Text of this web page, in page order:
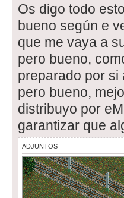
Os digo todo
bueno según e
que me vaya a
pero bueno,
preparado por si
pero bueno,
distribuyo por
garantizar que
ADJUNTOS